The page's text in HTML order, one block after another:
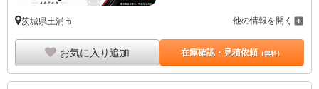
茨城県土浦市 他の情報を開く
お気に入り追加 在庫確認・見積依頼（無料）